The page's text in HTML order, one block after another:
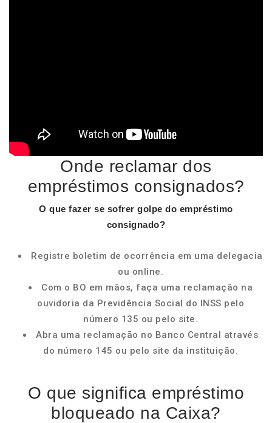
Onde reclamar dos
empréstimos consignados?
O que fazer se sofrer golpe do empréstimo
consignado?
Registre boletim de ocorrência em uma delegacia
ou online.
Com o BO em mãos, faça uma reclamação na
ouvidoria da Previdência Social do INSS pelo
número 135 ou pelo site.
Abra uma reclamação no Banco Central através
do número 145 ou pelo site da instituição.
O que significa empréstimo
bloqueado na Caixa?